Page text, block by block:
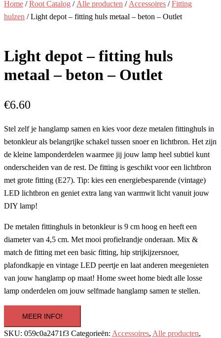
Home /Root Catalog / Alle producten / Accessoires /Fitting
hulzen / Light depot – fitting huls metaal – beton – Outlet
Light depot – fitting huls
metaal – beton – Outlet
€6.60
Stel zelf je hanglamp samen en kies voor deze metalen fittinghuls in
betonkleur als belangrijke schakel tussen snoer en lichtbron. Het zijn
de kleine lamponderdelen waarmee jij jouw lamp heel subtiel kunt
onderscheiden van de rest. De fitting is geschikt voor een lichtbron
met grote fitting (E27). Tip: kies een energiebesparende (vintage)
LED lichtbron en geniet extra lang van warmwit licht vanuit jouw
DIY lamp!
De metalen fittinghuls in betonkleur is 9 cm hoog en heeft een
diameter van 4,5 cm. Met mooi profielrandje onderaan. Mix &
match de fitting met een basic fitting, hip strijkijzersnoer,
plafondkapje en vintage LED peertje en laat anderen meegenieten
van jouw hanglamp op maat! Home sweet home biedt alle losse
lamp onderdelen om jouw selfmade hanglamp samen te stellen.
MEER INFO!
SKU: 059c0a2471f3 Categorieën: Accessoires, Alle producten,